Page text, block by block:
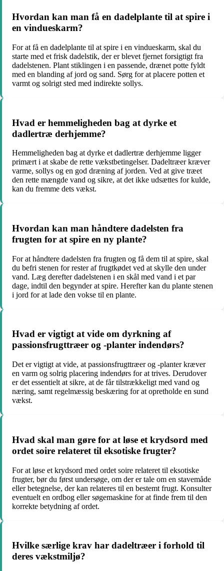
Hvordan kan man få en dadelplante til at spire i
en vindueskarm?
For at få en dadelplante til at spire i en vindueskarm, skal du
starte med et frisk dadelstik, der er blevet fjernet forsigtigt fra
dadelstenen. Plant stiklingen i en passende, drænet potte fyldt
med en blanding af jord og sand. Sørg for at placere potten et
varmt og solrigt sted med indirekte sollys.
Hvad er hemmeligheden bag at dyrke et
dadlertræ derhjemme?
Hemmeligheden bag at dyrke et dadlertræ derhjemme ligger
primært i at skabe de rette vækstbetingelser. Dadeltræer kræver
varme, sollys og en god dræning af jorden. Ved at give træet
den rette mængde vand og sikre, at det ikke udsættes for kulde,
kan du fremme dets vækst.
Hvordan kan man håndtere dadelsten fra
frugten for at spire en ny plante?
For at håndtere dadelsten fra frugten og få dem til at spire, skal
du befri stenen for rester af frugtkødet ved at skylle den under
vand. Læg derefter dadelstenen i en skål med vand i et par
dage, indtil den begynder at spire. Herefter kan du plante stenen
i jord for at lade den vokse til en plante.
Hvad er vigtigt at vide om dyrkning af
passionsfrugttræer og -planter indendørs?
Det er vigtigt at vide, at passionsfrugttræer og -planter kræver
en varm og solrig placering indendørs for at trives. Derudover
er det essentielt at sikre, at de får tilstrækkeligt med vand og
næring, samt regelmæssig beskæring for at opretholde en sund
vækst.
Hvad skal man gøre for at løse et krydsord med
ordet soire relateret til eksotiske frugter?
For at løse et krydsord med ordet soire relateret til eksotiske
frugter, bør du først undersøge, om der er tale om en stavemåde
eller betegnelse, der kan relateres til en bestemt frugt. Konsulter
eventuelt en ordbog eller søgemaskine for at finde frem til den
korrekte betydning af ordet.
Hvilke særlige krav har dadeltræer i forhold til
deres vækstmiljø?